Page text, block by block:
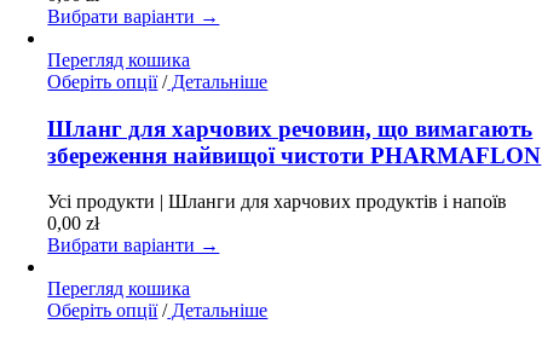
сторінці
Вибрати варіанти →
Перегляд кошика
Оберіть опції Цей
має
кілька
варіантів.
можна
на
товару
/Детальніше
Шланг для харчових речовин, що вимагають
збереження найвищої чистоти PHARMAFLON
Усі продукти | Шланги для харчових продуктів і напоїв
0,00zł
Вибрати варіанти →
Перегляд кошика
Оберіть опції Цей
/Детальніше